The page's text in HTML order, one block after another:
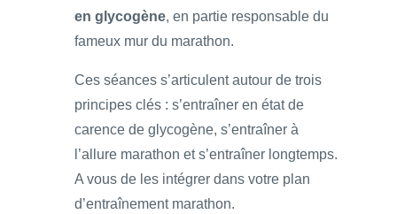
en glycogène, en partie responsable du
fameux mur du marathon.
Ces séances s’articulent autour de trois
principes clés : s’entraîner en état de
carence de glycogène, s’entraîner à
l’allure marathon et s’entraîner longtemps.
A vous de les intégrer dans votre plan
d’entraînement marathon.